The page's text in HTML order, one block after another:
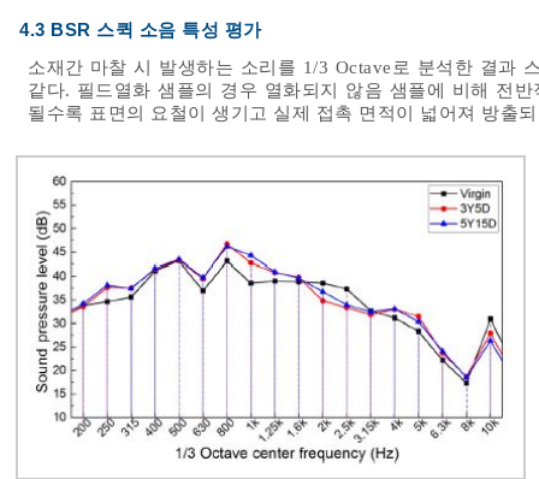
4.3 BSR 스퀵 소음 특성 평가
소재간 마찰 시 발생하는 소리를 1/3 Octave로 분석한 결과
같다. 필드열화 샘플의 경우 열화되지 않음 샘플에 비해 전
될수록 표면의 요철이 생기고 실제 접촉 면적이 넓어져 방출